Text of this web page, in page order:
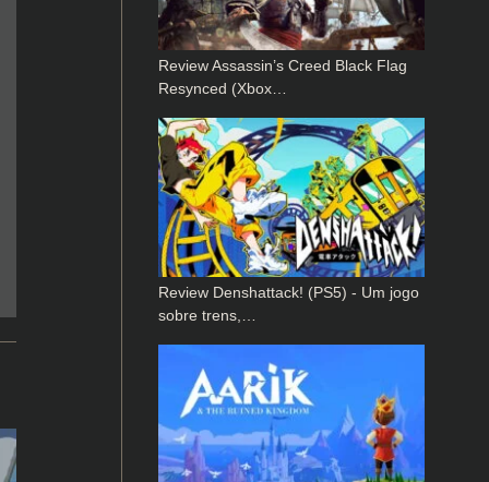
Review Assassin’s Creed Black Flag
Resynced (Xbox…
Review Denshattack! (PS5) - Um jogo
sobre trens,…